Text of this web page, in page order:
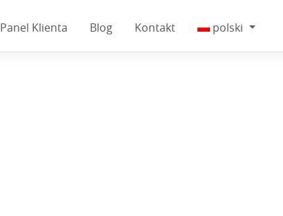
Panel Klienta Blog Kontakt polski